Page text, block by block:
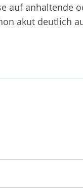
auf anhaltende
akut deutlich